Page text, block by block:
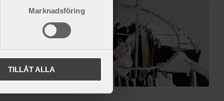
Marknadsföring
TILLÅT ALLA